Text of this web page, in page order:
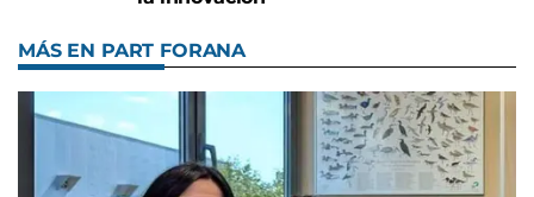
MÁS EN PART FORANA